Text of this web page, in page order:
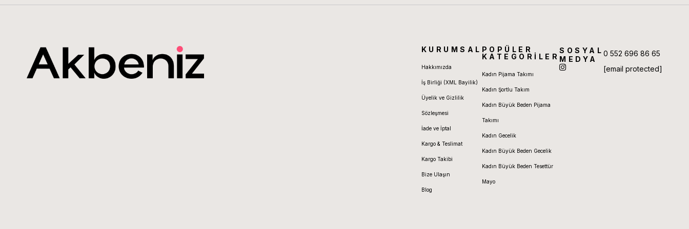
KURUMSAL
Hakkımızda
İş Birliği (XML Bayilik)
Üyelik ve Gizlilik
Sözleşmesi
İade ve İptal
Kargo & Teslimat
Kargo Takibi
Bize Ulaşın
Blog
POPÜLER
KATEGORİLER
Kadın Pijama Takımı
Kadın Şortlu Takım
Kadın Büyük Beden Pijama
Takımı
Kadın Gecelik
Kadın Büyük Beden Gecelik
Kadın Büyük Beden Tesettür
Mayo
SOSYAL
MEDYA
0 552 696 86 65
[email protected]